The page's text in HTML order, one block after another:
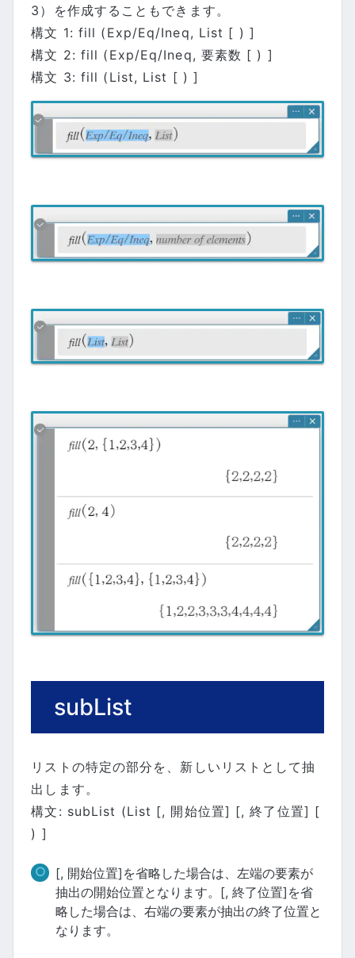
3）を作成することもできます。
構文 1: fill (Exp/Eq/Ineq, List [ ) ]
構文 2: fill (Exp/Eq/Ineq, 要素数 [ ) ]
構文 3: fill (List, List [ ) ]
subList
リストの特定の部分を、新しいリストとして抽
出します。
構文: subList (List [, 開始位置] [, 終了位置] [
) ]
[, 開始位置]を省略した場合は、左端の要素が
抽出の開始位置となります。[, 終了位置]を省
略した場合は、右端の要素が抽出の終了位置と
なります。